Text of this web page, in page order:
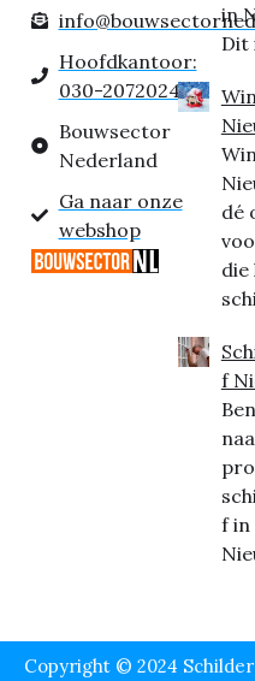
Hoofdkantoor:
030-2072024
Bouwsector
Nederland
Ga naar onze
webshop
in
Dit
dé
f
f in
Copyright © 2024